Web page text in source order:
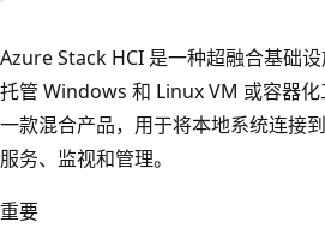
Azure Stack HCI 是一种超融合基础
托管 Windows 和 Linux VM 或容器
一款混合产品，用于将本地系统连接
服务、监视和管理。
重要